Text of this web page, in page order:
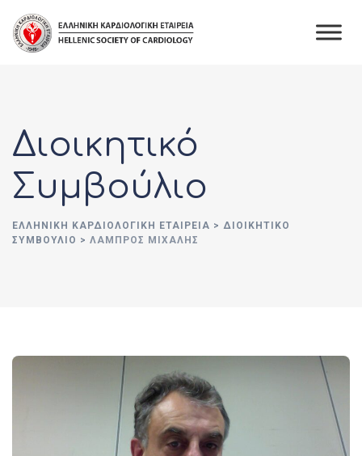
Διοικητικό
Συμβούλιο
ΕΛΛΗΝΙΚΉ ΚΑΡΔΙΟΛΟΓΙΚΉ ΕΤΑΙΡΕΊΑ > ΔΙΟΙΚΗΤΙΚΌ
ΣΥΜΒΟΎΛΙΟ > ΛΆΜΠΡΟΣ ΜΙΧΆΛΗΣ